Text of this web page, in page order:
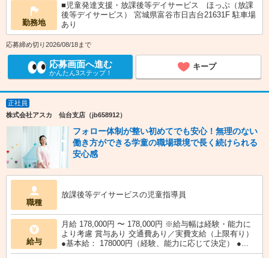
勤務地
■児童発達支援・放課後等デイサービス ほっぷ（放課
後等デイサービス） 宮城県富谷市日吉台21631F 駐車場
あり
応募締め切り2026/08/18まで
応募画面へ進む
かんたん3ステップ！
キープ
正社員
株式会社アスカ 仙台支店（jb658912）
フォロー体制が整い初めてでも安心！無理のない
働き方ができる学童の職場環境で長く続けられる
安心感
職種
放課後等デイサービスの児童指導員
給与
月給 178,000円 〜 178,000円 ※給与幅は経験・能力に
より考慮 賞与あり 交通費あり／実費支給（上限有り）
●基本給： 178000円（経験、能力に応じて決定） ●...